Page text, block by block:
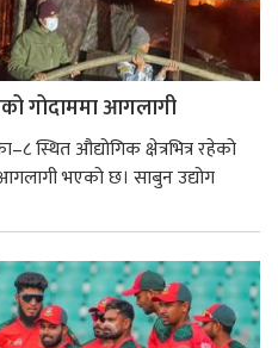
गोदाममा आगलागी
स्थित औद्योगिक क्षेत्रभित्र रहेको
भएको छ। साबुन उद्योग